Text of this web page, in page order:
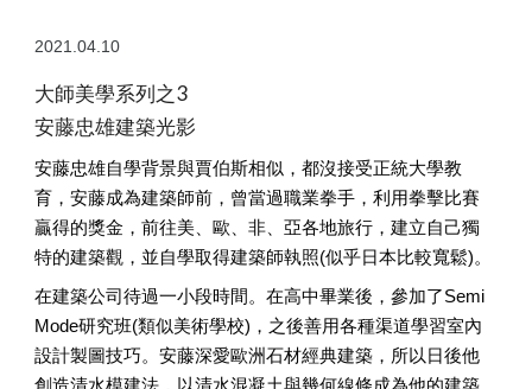
2021.04.10
大師美學系列之3
安藤忠雄建築光影
安藤忠雄自學背景與賈伯斯相似，都沒接受正統大學教
育，安藤成為建築師前，曾當過職業拳手，利用拳擊比賽
贏得的獎金，前往美、歐、非、亞各地旅行，建立自己獨
特的建築觀，並自學取得建築師執照(似乎日本比較寬鬆)。
在建築公司待過一小段時間。在高中畢業後，參加了Semi
Mode研究班(類似美術學校)，之後善用各種渠道學習室內
設計製圖技巧。安藤深愛歐洲石材經典建築，所以日後他